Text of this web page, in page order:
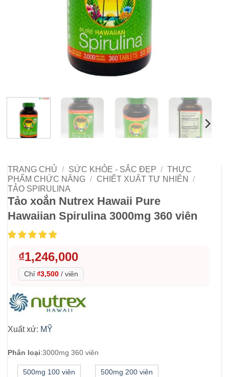
TRANG CHỦ / SỨC KHỎE - SẮC ĐẸP / THỰC
PHẨM CHỨC NĂNG / CHIẾT XUẤT TỰ NHIÊN
/
TẢO SPIRULINA
Tảo xoắn Nutrex Hawaii Pure
Hawaiian Spirulina 3000mg 360 viên
₫1,246,000
Chỉ ₫3,500 / viên
Xuất xứ: MỸ
Phân loại:3000mg 360 viên
500mg 100 viên
500mg 200 viên